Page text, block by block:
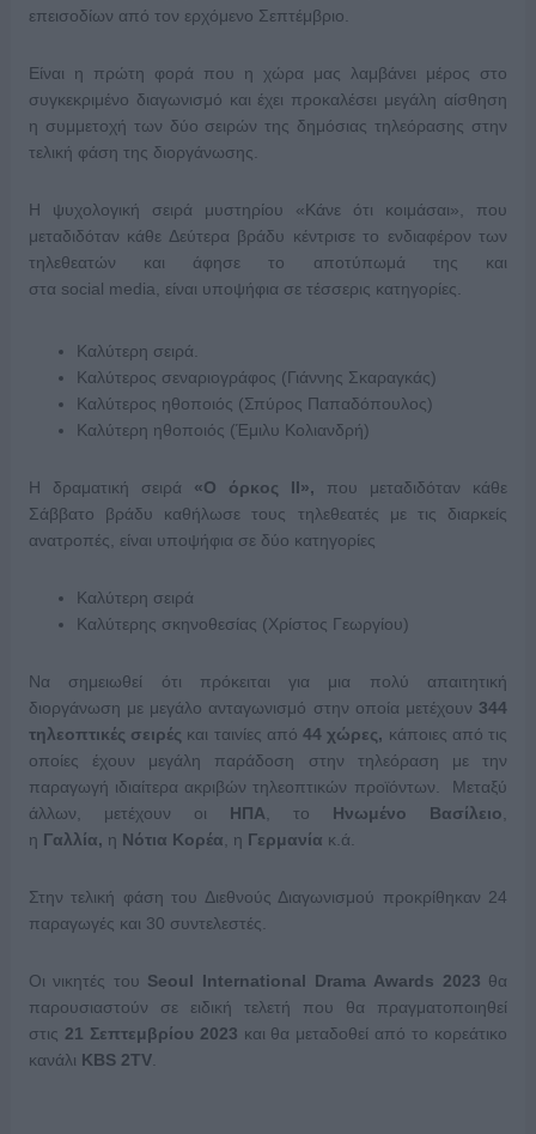
επεισοδίων από τον ερχόμενο Σεπτέμβριο.
Είναι η πρώτη φορά που η χώρα μας λαμβάνει μέρος στο
συγκεκριμένο διαγωνισμό και έχει προκαλέσει μεγάλη αίσθηση
η συμμετοχή των δύο σειρών της δημόσιας τηλεόρασης στην
τελική φάση της διοργάνωσης.
Η ψυχολογική σειρά μυστηρίου «Κάνε ότι κοιμάσαι», που
μεταδιδόταν κάθε Δεύτερα βράδυ κέντρισε το ενδιαφέρον των
τηλεθεατών και άφησε το αποτύπωμά της και
στα social media, είναι υποψήφια σε τέσσερις κατηγορίες.
Καλύτερη σειρά.
Καλύτερος σεναριογράφος (Γιάννης Σκαραγκάς)
Καλύτερος ηθοποιός (Σπύρος Παπαδόπουλος)
Καλύτερη ηθοποιός (Έμιλυ Κολιανδρή)
Η δραματική σειρά «Ο όρκος ΙΙ», που μεταδιδόταν κάθε
Σάββατο βράδυ καθήλωσε τους τηλεθεατές με τις διαρκείς
ανατροπές, είναι υποψήφια σε δύο κατηγορίες
Καλύτερη σειρά
Καλύτερης σκηνοθεσίας (Χρίστος Γεωργίου)
Να σημειωθεί ότι πρόκειται για μια πολύ απαιτητική
διοργάνωση με μεγάλο ανταγωνισμό στην οποία μετέχουν 344
τηλεοπτικές σειρές και ταινίες από 44 χώρες, κάποιες από τις
οποίες έχουν μεγάλη παράδοση στην τηλεόραση με την
παραγωγή ιδιαίτερα ακριβών τηλεοπτικών προϊόντων. Μεταξύ
άλλων, μετέχουν οι ΗΠΑ , το Ηνωμένο Βασίλειο
η Γαλλία, η Νότια Κορέα , η Γερμανία κ.ά.
Στην τελική φάση του Διεθνούς Διαγωνισμού προκρίθηκαν 24
παραγωγές και 30 συντελεστές.
Οι νικητές του Seoul International Drama Awards 2023 θα
παρουσιαστούν σε ειδική τελετή που θα πραγματοποιηθεί
στις 21 Σεπτεμβρίου 2023 και θα μεταδοθεί από το κορεάτικο
κανάλι KBS2TV.